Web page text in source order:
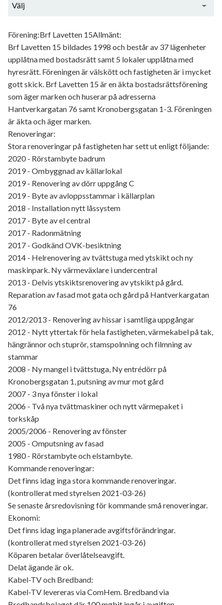
Välj
Förening:Brf Lavetten 15Allmänt:
Brf Lavetten 15 bildades 1998 och består av 37 lägenheter
upplåtna med bostadsrätt samt 5 lokaler upplåtna med
hyresrätt. Föreningen är välskött och fastigheten är i mycket
gott skick. Brf Lavetten 15 är en äkta bostadsrättsförening
som äger marken och huserar på adresserna
Hantverkargatan 76 samt Kronobergsgatan 1-3. Föreningen
är äkta och äger marken.
Renoveringar:
Stora renoveringar på fastigheten har sett ut enligt följande:
2020 - Rörstambyte badrum
2019 - Ombyggnad av källarlokal
2019 - Renovering av dörr uppgång C
2019 - Byte av avloppsstammar i källarplan
2018 - Installation nytt låssystem
2017 - Byte av el central
2017 - Radonmätning
2017 - Godkänd OVK-besiktning
2014 - Helrenovering av tvättstuga med ytskikt och ny
maskinpark. Ny värmeväxlare i undercentral
2013 - Delvis ytskiktsrenovering av ytskikt på gård.
Reparation av fasad mot gata och gård på Hantverkargatan
76
2012/2013 - Renovering av hissar i samtliga uppgångar
2012 - Nytt yttertak för hela fastigheten, värmekabel på tak,
hängrännor och stuprör, stamspolnning och filmning av
stammar
2008 - Ny mangel i tvättstuga, Ny entrédörr på
Kronobergsgatan 1, putsning av mur mot gård
2007 - 3 nya fönster i lokal
2006 - Två nya tvättmaskiner och nytt värmepaket i
torkskåp
2005/2006 - Renovering av fönster
2005 - Omputsning av fasad
1980 - Rörstambyte och elstambyte.
Kommande renoveringar:
Det finns idag inga stora kommande renoveringar.
(kontrollerat med styrelsen 2021-03-26)
Se senaste årsredovisning för kommande små renoveringar.
Ekonomi:
Det finns idag inga planerade avgiftsförändringar.
(kontrollerat med styrelsen 2021-03-26)
Köparen betalar överlåtelseavgift.
Delat ägande är ok.
Kabel-TV och Bredband:
Kabel-TV levereras via ComHem. Bredband via